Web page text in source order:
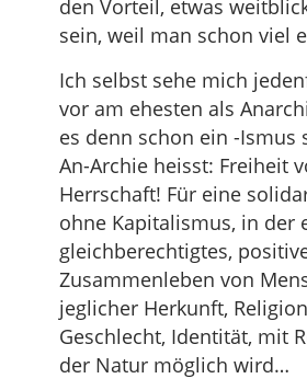
den Vorteil, etwas
sein, weil man schon viel
Ich selbst sehe mich
vor am ehesten als
es denn schon ein -Ismus
An-Archie heisst: Freiheit
Herrschaft! Für eine
ohne Kapitalismus, in der
gleichberechtigtes,
Zusammenleben von
jeglicher Herkunft,
Geschlecht, Identität, mit
der Natur möglich wird…